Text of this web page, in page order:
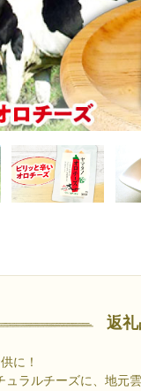
返
に！
ュラルチーズに、地元